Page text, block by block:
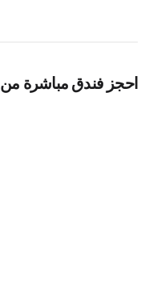
احجز فندق مباشرة من booking.com